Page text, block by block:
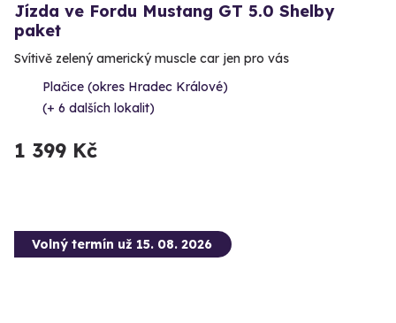
Jízda ve Fordu Mustang GT 5.0 Shelby
paket
Svítivě zelený americký muscle car jen pro vás
Plačice (okres Hradec Králové)
(+ 6 dalších lokalit)
1 399 Kč
Volný termín už 15. 08. 2026